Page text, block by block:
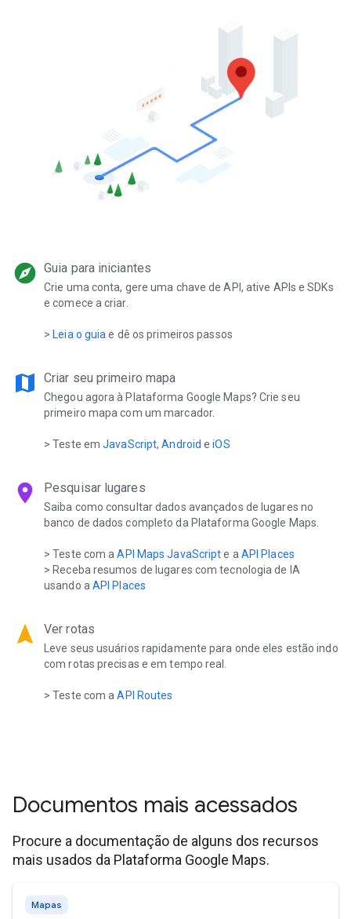
explore Guia para iniciantes
Crie uma conta, gere uma chave de API, ative APIs e SDKs
e comece a criar.
>Leia o guia e dê os primeiros passos
map Criar seu primeiro mapa
Chegou agora à Plataforma Google Maps? Crie seu
primeiro mapa com um marcador.
> Teste emJavaScript,Android eiOS
location_on Pesquisar lugares
Saiba como consultar dados avançados de lugares no
banco de dados completo da Plataforma Google Maps.
> Teste com aAPI Maps JavaScripte a API Places
> Receba resumos de lugares com tecnologia de IA
usando a API Places
navigation Ver rotas
Leve seus usuários rapidamente para onde eles estão indo
com rotas precisas e em tempo real.
> Teste com aAPI Routes
Documentos mais acessados
Procure a documentação de alguns dos recursos
mais usados da Plataforma Google Maps.
Mapas